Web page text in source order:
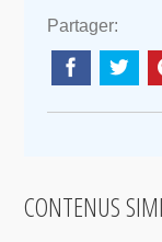
Partager:
CONTENUS